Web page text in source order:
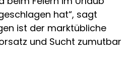
hat“, sagt
ist der marktübliche
und Sucht zumutbar